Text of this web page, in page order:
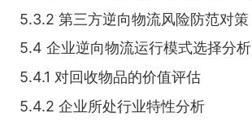
5.3.2 第三方逆向物流风险防范对策
5.4 企业逆向物流运行模式选择分析
5.4.1 对回收物品的价值评估
5.4.2 企业所处行业特性分析